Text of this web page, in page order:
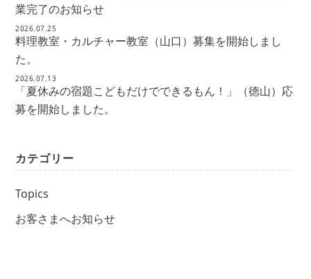
業完了のお知らせ
2026.07.25
料理教室・カルチャー教室（山口）募集を開始しまし
た。
2026.07.13
「夏休みの宿題こどもだけでできるもん！」（徳山）応
募を開始しました。
カテゴリー
Topics
お客さまへお知らせ